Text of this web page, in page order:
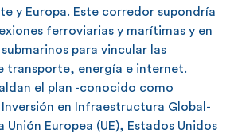
y Europa. Este corredor supondría
ferroviarias y marítimas y en
para vincular las
transporte, energía e internet.
el plan -conocido como
en Infraestructura Global-
Unión Europea (UE), Estados Unidos